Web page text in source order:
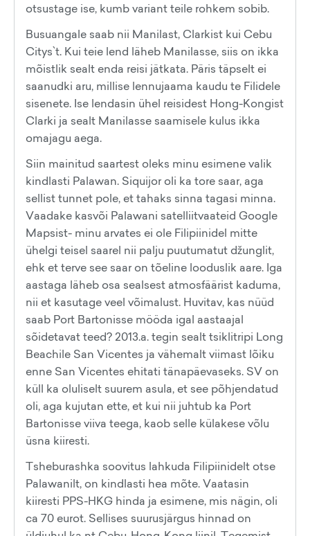
otsustage ise, kumb variant teile rohkem sobib.
Busuangale saab nii Manilast, Clarkist kui Cebu
Citys`t. Kui teie lend läheb Manilasse, siis on ikka
mõistlik sealt enda reisi jätkata. Päris täpselt ei
saanudki aru, millise lennujaama kaudu te Filidele
sisenete. Ise lendasin ühel reisidest Hong-Kongist
Clarki ja sealt Manilasse saamisele kulus ikka
omajagu aega.
Siin mainitud saartest oleks minu esimene valik
kindlasti Palawan. Siquijor oli ka tore saar, aga
sellist tunnet pole, et tahaks sinna tagasi minna.
Vaadake kasvõi Palawani satelliitvaateid Google
Mapsist- minu arvates ei ole Filipiinidel mitte
ühelgi teisel saarel nii palju puutumatut džunglit,
ehk et terve see saar on tõeline looduslik aare. Iga
aastaga läheb osa sealsest atmosfäärist kaduma,
nii et kasutage veel võimalust. Huvitav, kas nüüd
saab Port Bartonisse mööda igal aastaajal
sõidetavat teed? 2013.a. tegin sealt tsiklitripi Long
Beachile San Vicentes ja vähemalt viimast lõiku
enne San Vicentes ehitati tänapäevaseks. SV on
küll ka oluliselt suurem asula, et see põhjendatud
oli, aga kujutan ette, et kui nii juhtub ka Port
Bartonisse viiva teega, kaob selle külakese võlu
üsna kiiresti.
Tsheburashka soovitus lahkuda Filipiinidelt otse
Palawanilt, on kindlasti hea mõte. Vaatasin
kiiresti PPS-HKG hinda ja esimene, mis nägin, oli
ca 70 eurot. Sellises suurusjärgus hinnad on